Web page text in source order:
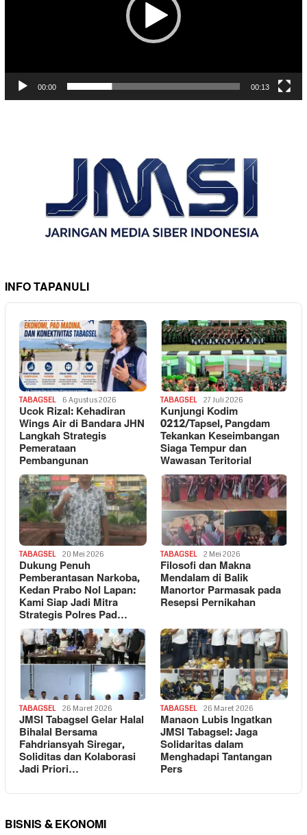
00:00 00:13
INFO TAPANULI
TABAGSEL 6 Agustus 2026
Ucok Rizal: Kehadiran
Wings Air di Bandara JHN
Langkah Strategis
Pemerataan
Pembangunan
TABAGSEL 27 Juli 2026
Kunjungi Kodim
0212/Tapsel, Pangdam
Tekankan Keseimbangan
Siaga Tempur dan
Wawasan Teritorial
TABAGSEL 20 Mei 2026
Dukung Penuh
Pemberantasan Narkoba,
Kedan Prabo Nol Lapan:
Kami Siap Jadi Mitra
Strategis Polres Pad…
TABAGSEL 2 Mei 2026
Filosofi dan Makna
Mendalam di Balik
Manortor Parmasak pada
Resepsi Pernikahan
TABAGSEL 26 Maret 2026
JMSI Tabagsel Gelar Halal
Bihalal Bersama
Fahdriansyah Siregar,
Soliditas dan Kolaborasi
Jadi Priori…
TABAGSEL 26 Maret 2026
Manaon Lubis Ingatkan
JMSI Tabagsel: Jaga
Solidaritas dalam
Menghadapi Tantangan
Pers
BISNIS & EKONOMI